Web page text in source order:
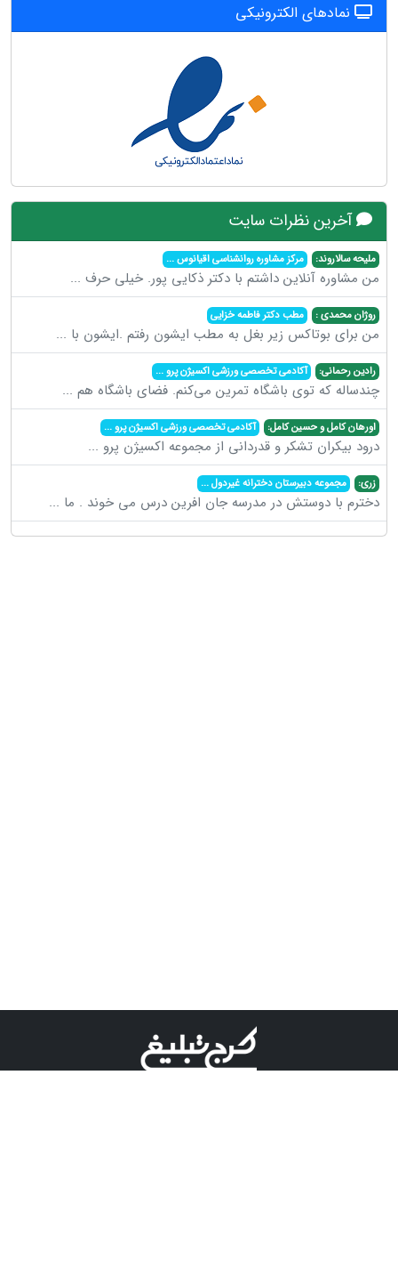
نمادهای الکترونیکی
آخرین نظرات سایت
ملیحه سالاروند: مرکز مشاوره روانشناسی اقیانوس...
من مشاوره آنلاین داشتم با دکتر ذکایی پور. خیلی حرف ...
روژان محمدی : مطب دکتر فاطمه خزایی
من برای بوتاکس زیر بغل به مطب ایشون رفتم .ایشون با ...
رادین رحمانی: آکادمی تخصصی ورزشی اکسیژن پرو...
چندساله که توی باشگاه تمرین می‌کنم. فضای باشگاه هم ...
اورهان کامل و حسین کامل: آکادمی تخصصی ورزشی اکسیژن پرو...
درود بیکران تشکر و قدردانی از مجموعه اکسیژن پرو ...
زری: مجموعه دبیرستان دخترانه غیردول...
دخترم با دوستش در مدرسه جان افرین درس می خوند . ما ...